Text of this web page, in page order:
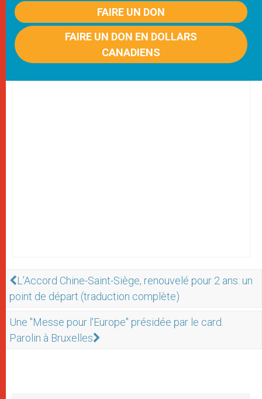
FAIRE UN DON
FAIRE UN DON EN DOLLARS
CANADIENS
L’Accord Chine-Saint-Siège, renouvelé pour 2 ans: un
point de départ (traduction complète)
Une "Messe pour l'Europe" présidée par le card.
Parolin à Bruxelles